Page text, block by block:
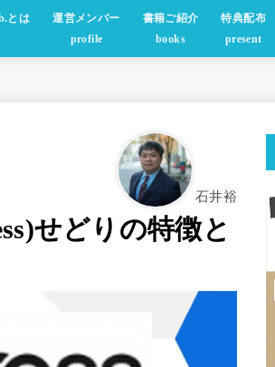
とは
運営メンバー
profile
書籍ご紹介
books
特典配布
present
石井裕
せどりの特徴と